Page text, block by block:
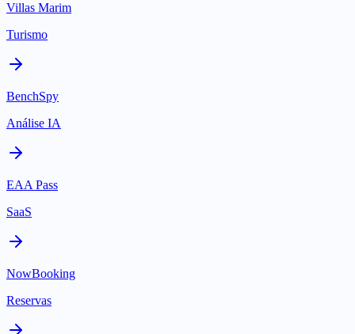
Villas Marim
Turismo
BenchSpy
Análise IA
EAA Pass
SaaS
NowBooking
Reservas